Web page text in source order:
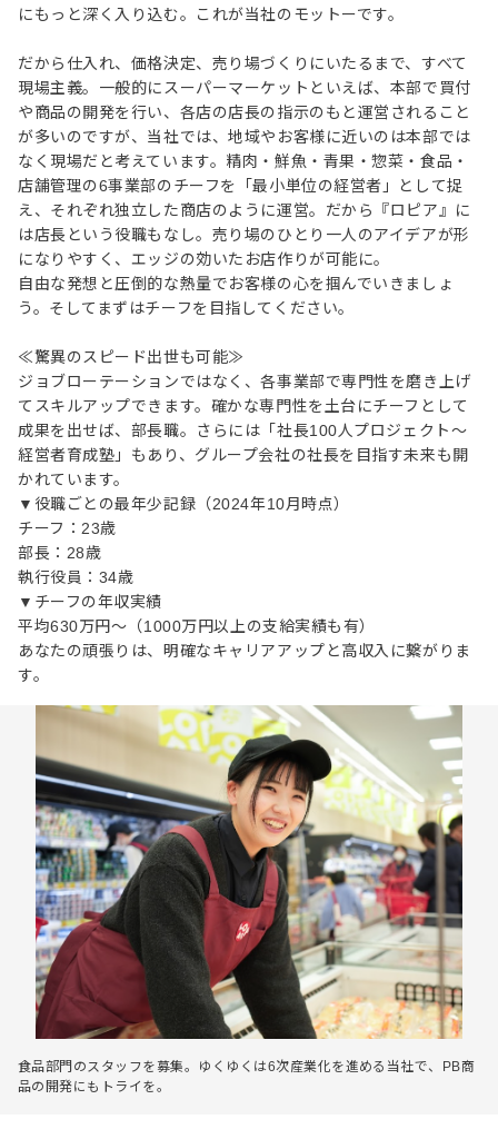
にもっと深く入り込む。これが当社のモットーです。
だから仕入れ、価格決定、売り場づくりにいたるまで、すべて
現場主義。一般的にスーパーマーケットといえば、本部で買付
や商品の開発を行い、各店の店長の指示のもと運営されること
が多いのですが、当社では、地域やお客様に近いのは本部では
なく現場だと考えています。精肉・鮮魚・青果・惣菜・食品・
店舗管理の6事業部のチーフを「最小単位の経営者」として捉
え、それぞれ独立した商店のように運営。だから『ロピア』に
は店長という役職もなし。売り場のひとり一人のアイデアが形
になりやすく、エッジの効いたお店作りが可能に。
自由な発想と圧倒的な熱量でお客様の心を掴んでいきましょ
う。そしてまずはチーフを目指してください。
≪驚異のスピード出世も可能≫
ジョブローテーションではなく、各事業部で専門性を磨き上げ
てスキルアップできます。確かな専門性を土台にチーフとして
成果を出せば、部長職。さらには「社長100人プロジェクト～
経営者育成塾」もあり、グループ会社の社長を目指す未来も開
かれています。
▼役職ごとの最年少記録（2024年10月時点）
チーフ：23歳
部長：28歳
執行役員：34歳
▼チーフの年収実績
平均630万円～（1000万円以上の支給実績も有）
あなたの頑張りは、明確なキャリアアップと高収入に繋がりま
す。
食品部門のスタッフを募集。ゆくゆくは6次産業化を進める当社で、PB商
品の開発にもトライを。